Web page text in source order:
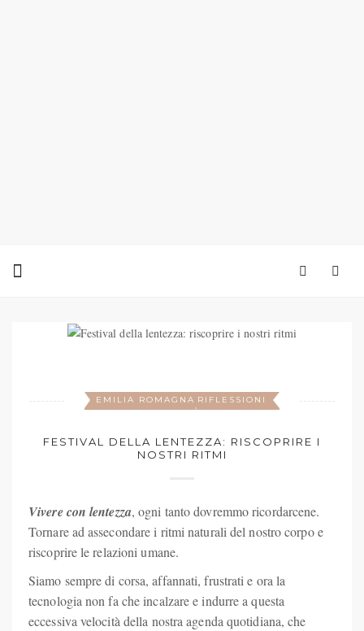
EMILIA ROMAGNA
,
RIFLESSIONI
FESTIVAL DELLA LENTEZZA: RISCOPRIRE I
NOSTRI RITMI
Vivere con lentezza, ogni tanto dovremmo ricordarcene.
Tornare ad assecondare i ritmi naturali del nostro corpo e
riscoprire le relazioni umane.
Siamo sempre di corsa, affannati, frustrati e ora la
tecnologia non fa che incalzare e indurre a questa
eccessiva velocità della nostra agenda quotidiana, che